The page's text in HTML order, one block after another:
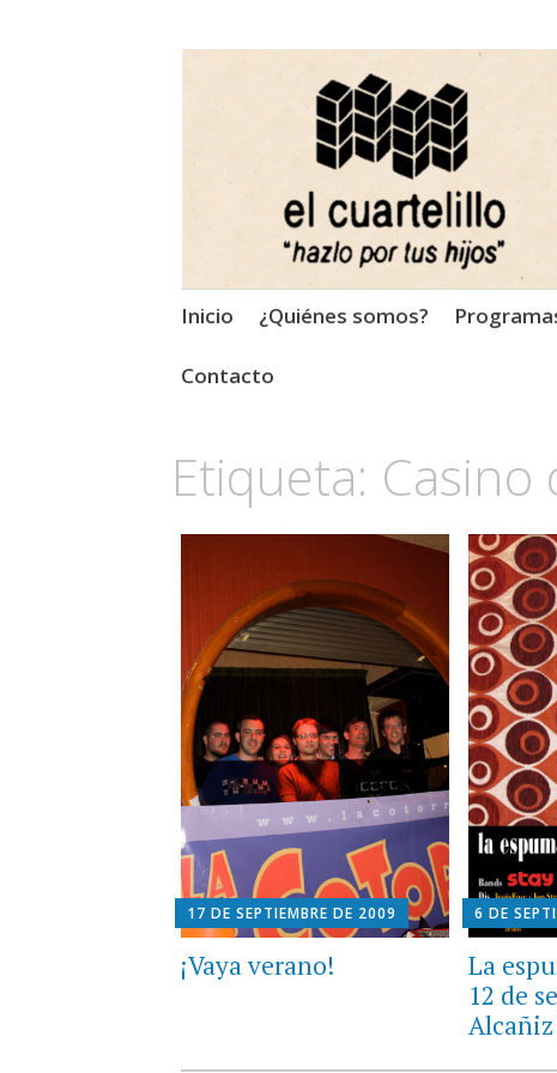
El Cuartelillo
Programa de radio de
Saltar
contenido
Inicio ¿Quiénes somos?
Contacto
Etiqueta: Casino
17 DE SEPTIEMBRE DE 2009
¡Vaya verano!
6 DE
La
12 de